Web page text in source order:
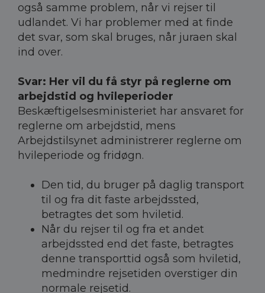
også samme problem, når vi rejser til
udlandet. Vi har problemer med at finde
det svar, som skal bruges, når juraen skal
ind over.
Svar: Her vil du få styr på reglerne om
arbejdstid og hvileperioder
Beskæftigelsesministeriet har ansvaret for
reglerne om arbejdstid, mens
Arbejdstilsynet administrerer reglerne om
hvileperiode og fridøgn.
Den tid, du bruger på daglig transport
til og fra dit faste arbejdssted,
betragtes det som hviletid.
Når du rejser til og fra et andet
arbejdssted end det faste, betragtes
denne transporttid også som hviletid,
medmindre rejsetiden overstiger din
normale rejsetid.